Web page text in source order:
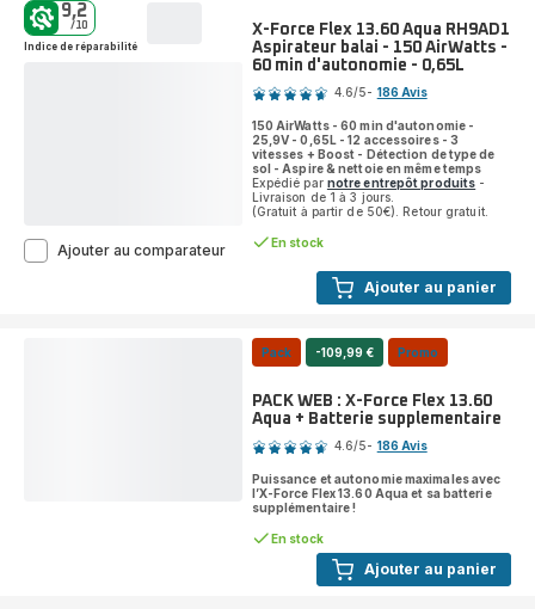
Aspirateur
balai
d'autonomie
Animal
Ajouter au panier
X-Force Flex 13.60 Aqua RH9AD1
Aspirateur balai - 150 AirWatts -
60 min d'autonomie - 0,65L
Note
4.6/5- 186 Avis
150 AirWatts - 60 min d'autonomie -
25,9V - 0,65L - 12 accessoires - 3
vitesses + Boost - Détection de type de
sol - Aspire & nettoie en même temps
Expédié par notre entrepôt produits -
Livraison de 1 à 3 jours.
(Gratuit à partir de 50€). Retour gratuit.
En stock
9,2
/10
Indice de réparabilité
Ajouter au comparateurX-
RH9AD1
Aspirateur
AirWatts
d'autonomie
Ajouter au panier
Pack -109,99 € Promo
PACK WEB : X-Force Flex 13.60
Aqua + Batterie supplementaire
Note
4.6/5- 186 Avis
Puissance et autonomie maximales avec
l’X-Force Flex 13.60 Aqua et sa batterie
supplémentaire !
En stock